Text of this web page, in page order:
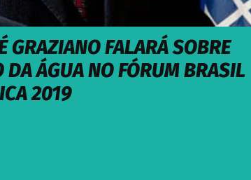
GRAZIANO FALARÁ SOBRE
DA ÁGUA NO FÓRUM BRASIL
2019